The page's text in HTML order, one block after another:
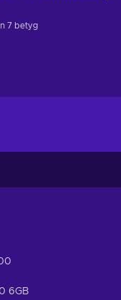
7 betyg
6GB